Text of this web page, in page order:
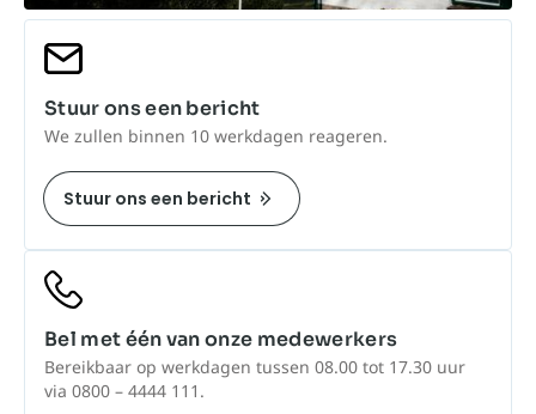
Stuur ons een bericht
We zullen binnen 10 werkdagen reageren.
Stuur ons een bericht
Bel met één van onze medewerkers
Bereikbaar op werkdagen tussen 08.00 tot 17.30 uur
via 0800 – 4444 111.